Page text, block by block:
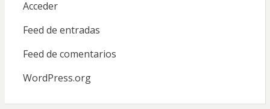
Acceder
Feed de entradas
Feed de comentarios
WordPress.org